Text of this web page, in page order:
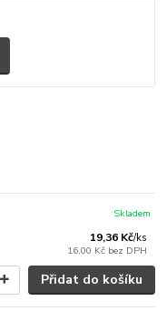
19,36 Kč/ks
16,00 Kč bez DPH
Skladem
Přidat do košíku